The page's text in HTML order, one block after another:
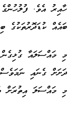
ހާއިރު އެވެ.
ބައެއް ކުޑަދޮރުތަކުގެ
ދަށަށް ގެނައި
މި މައްސަލަ އިތުރަށް